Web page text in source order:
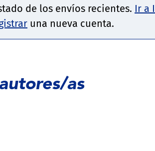
de los envíos recientes. Ir a
una nueva cuenta.
as